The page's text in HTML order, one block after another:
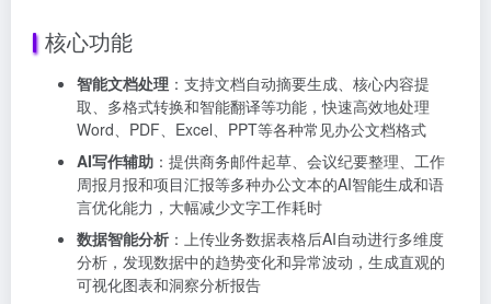
核心功能
智能文档处理 ：支持文档自动摘要生成、核心内容提
取、多格式转换和智能翻译等功能，快速高效地处理
Word、PDF、Excel、PPT等各种常见办公文档格式
AI写作辅助 ：提供商务邮件起草、会议纪要整理、工作
周报月报和项目汇报等多种办公文本的AI智能生成和语
言优化能力，大幅减少文字工作耗时
数据智能分析 ：上传业务数据表格后AI自动进行多维度
分析，发现数据中的趋势变化和异常波动，生成直观的
可视化图表和洞察分析报告